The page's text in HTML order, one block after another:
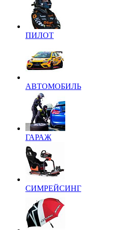
ПИЛОТ
АВТОМОБИЛЬ
ГАРАЖ
СИМРЕЙСИНГ